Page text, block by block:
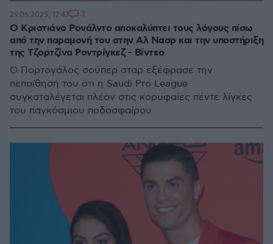
Ο Κριστιάνο Ρονάλντο αποκαλύπτει τους λόγους πίσω
από την παραμονή του στην Αλ Νασρ και την υποστήριξη
της Τζορτζίνα Ροντρίγκεζ - Βίντεο
Ο Πορτογάλος σούπερ σταρ εξέφρασε την
πεποίθησή του ότι η Saudi Pro League
συγκαταλέγεται πλέον στις κορυφαίες πέντε λίγκες
του παγκόσμιου ποδοσφαίρου
29.06.2025, 17:47 3